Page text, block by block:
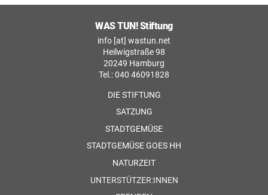
WAS TUN! Stiftung
info [at] wastun.net
Heilwigstraße 98
20249 Hamburg
Tel.: 040 46091828
DIE STIFTUNG
SATZUNG
STADTGEMÜSE
STADTGEMÜSE GOES HH
NATURZEIT
UNTERSTÜTZER:INNEN